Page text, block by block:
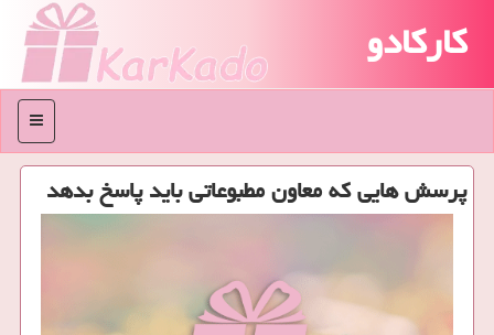
کارکادو
منو
پرسش هایی كه معاون مطبوعاتی باید پاسخ بدهد